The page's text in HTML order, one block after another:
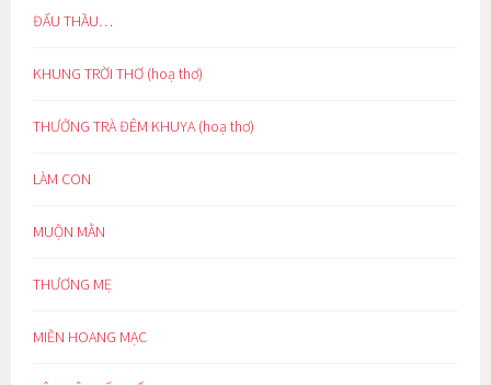
ĐẤU THẦU…
KHUNG TRỜI THƠ (hoạ thơ)
THƯỞNG TRÀ ĐÊM KHUYA (hoạ thơ)
LÀM CON
MUỘN MẰN
THƯƠNG MẸ
MIỀN HOANG MẠC